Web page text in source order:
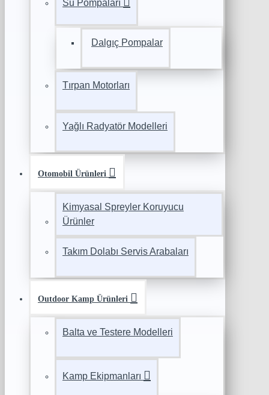
Su Pompaları
Dalgıç Pompalar
Tırpan Motorları
Yağlı Radyatör Modelleri
Otomobil Ürünleri
Kimyasal Spreyler Koruyucu
Ürünler
Takım Dolabı Servis Arabaları
Outdoor Kamp Ürünleri
Balta ve Testere Modelleri
Kamp Ekipmanları